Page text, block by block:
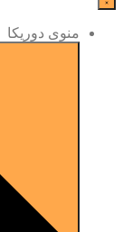
منوی دوریکا